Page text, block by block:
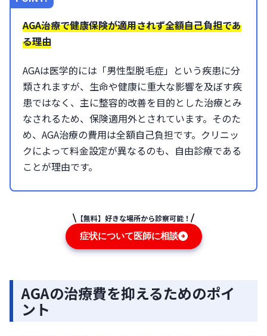
AGA治療で健康保険が適用されず全額自己負担であ
る理由
AGAは医学的には「男性型脱毛症」という疾患に分
類されますが、生命や健康に重大な影響を及ぼす疾
患ではなく、主に整容的改善を目的とした治療とみ
なされるため、保険適用外とされています。そのた
め、AGA治療の費用は全額自己負担です。クリニッ
クによって料金設定が異なるのも、自由診療である
ことが理由です。
【無料】好きな場所から診察可能！
症状について医師に相談
AGAの治療費を抑えるためのポイ
ント